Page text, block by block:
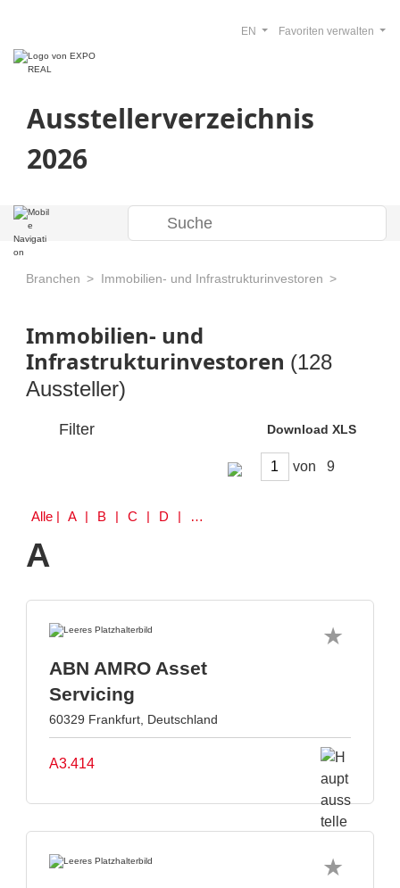
Ausstellerverzeichnis
2026
Favoriten verwalten
EN
Branchen Immobilien- und Infrastrukturinvestoren
Immobilien- und
Infrastrukturinvestoren (128
Aussteller)
Filter Download XLS
von
Alle | A | B | C | D | E | F | G | H | I | J | K | L | M | N | P | Q | R | S | U | V | W | Z
A
ABN AMRO Asset
Servicing
60329 Frankfurt, Deutschland
A3.414